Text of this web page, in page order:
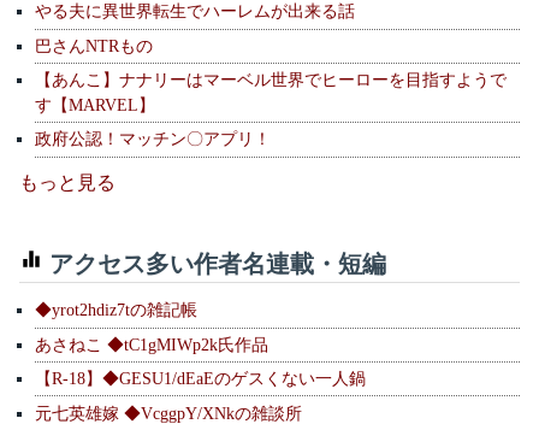
やる夫に異世界転生でハーレムが出来る話
巴さんNTRもの
【あんこ】ナナリーはマーベル世界でヒーローを目指すようで
す【MARVEL】
政府公認！マッチン〇アプリ！
もっと見る
アクセス多い作者名連載・短編
◆yrot2hdiz7tの雑記帳
あさねこ ◆tC1gMIWp2k氏作品
【R-18】◆GESU1/dEaEのゲスくない一人鍋
元七英雄嫁 ◆VcggpY/XNkの雑談所